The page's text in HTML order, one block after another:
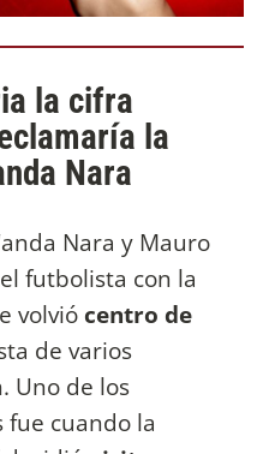
la cifra
la
Nara
Nara y Mauro
futbolista con la
volvió centro de
de varios
Uno de los
fue cuando la